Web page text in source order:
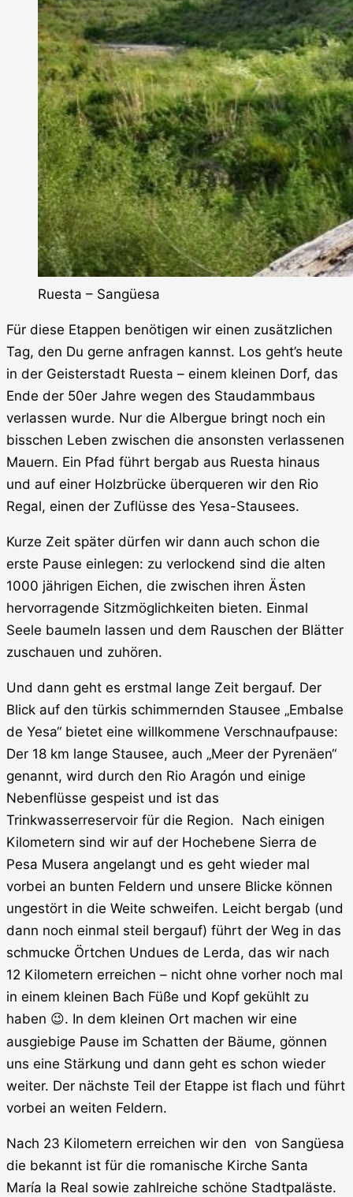
Ruesta – Sangüesa
Für diese Etappen benötigen wir einen zusätzlichen
Tag, den Du gerne anfragen kannst. Los geht’s heute
in der Geisterstadt Ruesta – einem kleinen Dorf, das
Ende der 50er Jahre wegen des Staudammbaus
verlassen wurde. Nur die Albergue bringt noch ein
bisschen Leben zwischen die ansonsten verlassenen
Mauern. Ein Pfad führt bergab aus Ruesta hinaus
und auf einer Holzbrücke überqueren wir den Rio
Regal, einen der Zuflüsse des Yesa-Stausees.
Kurze Zeit später dürfen wir dann auch schon die
erste Pause einlegen: zu verlockend sind die alten
1000 jährigen Eichen, die zwischen ihren Ästen
hervorragende Sitzmöglichkeiten bieten. Einmal
Seele baumeln lassen und dem Rauschen der Blätter
zuschauen und zuhören.
Und dann geht es erstmal lange Zeit bergauf. Der
Blick auf den türkis schimmernden Stausee „Embalse
de Yesa“ bietet eine willkommene Verschnaufpause:
Der 18 km lange Stausee, auch „Meer der Pyrenäen“
genannt, wird durch den Rio Aragón und einige
Nebenflüsse gespeist und ist das
Trinkwasserreservoir für die Region. Nach einigen
Kilometern sind wir auf der Hochebene Sierra de
Pesa Musera angelangt und es geht wieder mal
vorbei an bunten Feldern und unsere Blicke können
ungestört in die Weite schweifen. Leicht bergab (und
dann noch einmal steil bergauf) führt der Weg in das
schmucke Örtchen Undues de Lerda, das wir nach
12 Kilometern erreichen – nicht ohne vorher noch mal
in einem kleinen Bach Füße und Kopf gekühlt zu
haben 😉. In dem kleinen Ort machen wir eine
ausgiebige Pause im Schatten der Bäume, gönnen
uns eine Stärkung und dann geht es schon wieder
weiter. Der nächste Teil der Etappe ist flach und führt
vorbei an weiten Feldern.
Nach 23 Kilometern erreichen wir den von Sangüesa
die bekannt ist für die romanische Kirche Santa
María la Real sowie zahlreiche schöne Stadtpaläste.